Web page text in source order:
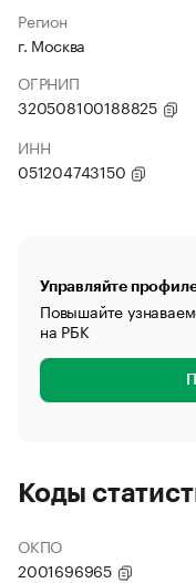
Регион
г. Москва
ОГРНИП
320508100188825
ИНН
051204743150
Управляйте
Повышайте
на РБК
Коды
ОКПО
2001696965